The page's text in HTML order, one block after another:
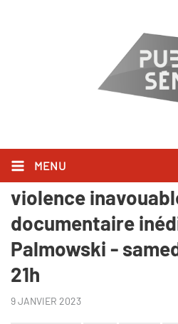
MENU
Public Sénat -
violence
documentaire
Palmowski -
21h
9 JANVIER 2023